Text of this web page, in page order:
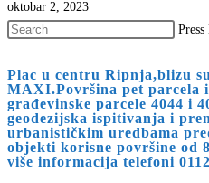
oktobar 2, 2023
Press
Plac u centru Ripnja,blizu
MAXI.Površina pet parcela
građevinske parcele 4044 i
geodezijska ispitivanja i
urbanističkim uredbama
objekti korisne površine od
više informacija telefoni